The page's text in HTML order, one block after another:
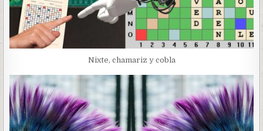
Nixte, chamariz y cobla